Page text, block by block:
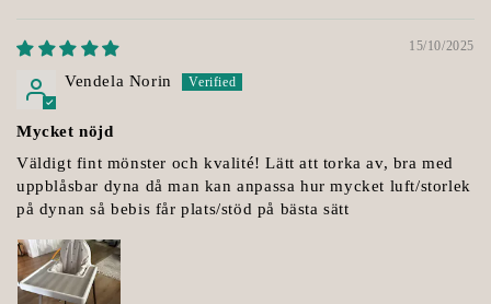
15/10/2025
Vendela Norin
Mycket nöjd
Väldigt fint mönster och kvalité! Lätt att torka av, bra med
uppblåsbar dyna då man kan anpassa hur mycket luft/storlek
på dynan så bebis får plats/stöd på bästa sätt